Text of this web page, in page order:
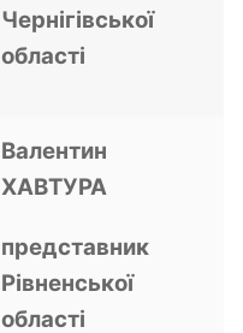
Чернігівської
області
Валентин
ХАВТУРА
представник
Рівненської
області